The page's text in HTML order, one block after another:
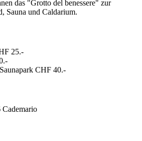
das "Grotto del benessere" zur
Sauna und Caldarium.
25.-
CHF 40.-
Cademario